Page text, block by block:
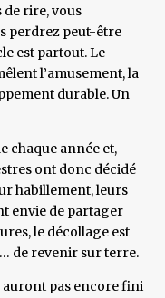
de rire, vous
perdrez peut-être
est partout. Le
l’amusement, la
durable. Un
chaque année et,
ont donc décidé
habillement, leurs
envie de partager
le décollage est
de revenir sur terre.
auront pas encore fini